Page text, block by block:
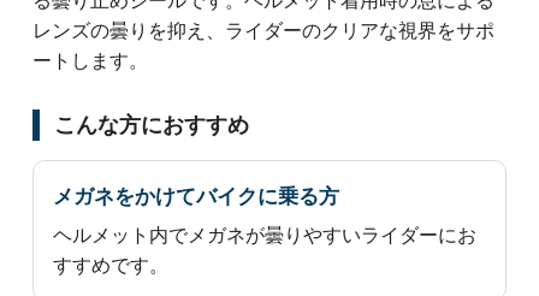
レンズの曇りを抑え、ライダーのクリアな視界をサポ
ートします。
こんな方におすすめ
メガネをかけてバイクに乗る方
ヘルメット内でメガネが曇りやすいライダーにお
すすめです。